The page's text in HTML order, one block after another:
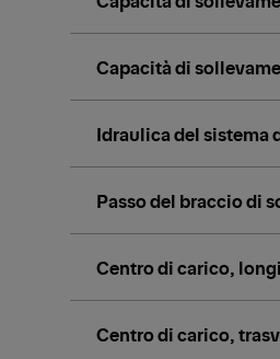
Capacità di
Idraulica del sistema
Passo del braccio di
Centro di carico,
Centro di carico,